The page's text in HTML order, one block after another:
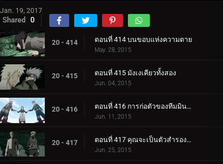
Jan. 19, 2017
Shared 0
20 - 414 ตอนที่ 414 บนขอบแห่งความตาย
May. 28, 2015
20 - 415 ตอนที่ 415 มังเงเคียวทั้งสอง
Jun. 04, 2015
20 - 416 ตอนที่ 416 การก่อตัวของทีมมินาโตะ
Jun. 11, 2015
20 - 417 ตอนที่ 417 คุณจะเป็นตัวสำรองของฉัน
Jun. 25, 2015